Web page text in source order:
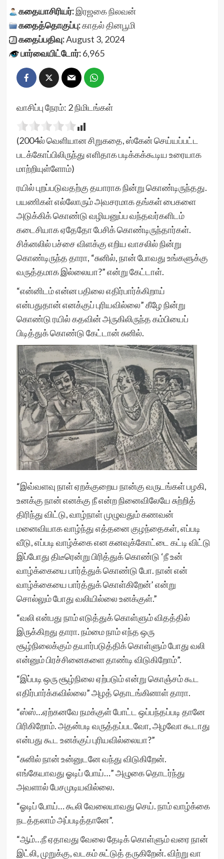
கதையாசிரியர்: இரஜகை நிலவன்
கதைத்தொகுப்பு:காதல்தினபூமி
கதைப்பதிவு:August 3, 2024
பார்வையிட்டோர்:6,965
வாசிப்பு நேரம்: 2நிமிடங்கள்
(2004ல் வெளியான சிறுகதை, ஸ்கேன் செய்யப்பட்ட
படக்கோப்பிலிருந்து எளிதாக படிக்கக்கூடிய உரையாக
மாற்றியுள்ளோம்)
ரயில் புறப்படுவதற்கு தயாராக நின்று கொண்டிருந்தது.
பயணிகள் எல்லோரும் அவசரமாக தங்கள் பைகளை
அடுக்கிக் கொண்டு வழியனுப்ப வந்தவர்களிடம்
கடைசியாக ஏதேதோ பேசிக் கொண்டிருந்தார்கள்.
சிக்னலில் பச்சை விளக்கு எறிய வாசலில் நின்று
கொண்டிருந்த தாரா, “சுனில், நான் போவது உங்களுக்கு
வருத்தமாக இல்லையா?” என்று கேட்டாள்.
“என்னிடம் என்ன பதிலை எதிர்பார்க்கிறாய்
என்பதுதான் எனக்குப் புரியவில்லை” கீழே நின்று
கொண்டு ரயில் கதவின் அருகிலிருந்த கம்பியைப்
பிடித்துக் கொண்டு கேட்டான் சுனில்.
“இவ்வளவு நாள் ஏறக்குறைய நான்கு வருடங்கள் பழகி,
உனக்கு நான் எனக்கு நீ என்ற நினைவிலேயே சுற்றித்
திரிந்து விட்டு, வாழ்நாள் முழுவதும் கணவன்
மனைவியாக வாழ்ந்து எத்தனை குழந்தைகள், எப்படி
வீடு, எப்படி வாழ்க்கை என கனவுக்கோட்டை கட்டி விட்டு
இப்போது திடீரென்று பிரித்துக் கொண்டு ‘நீ உன்
வாழ்க்கையை பார்த்துக் கொண்டு போ. நான் என்
வாழ்க்கையை பார்த்துக் கொள்கிறேன்’ என்று
சொல்லும் போது வலியில்லை உனக்குள்.”
“வலி என்பது நாம் எடுத்துக் கொள்ளும் விதத்தில்
இருக்கிறது தாரா. நம்மை நாம் எந்த ஒரு
சூழ்நிலைக்கும் தயார்படுத்திக் கொள்ளும் போது வலி
என்னும் பிரச்சினைகளை தாண்டி விடுகிறோம்”.
“இப்படி ஒரு சூழ்நிலை ஏற்படும் என்று கொஞ்சம் கூட
எதிர்பார்க்கவில்லை” அழத் தொடங்கினாள் தாரா.
“ஸ்ஸ்…ஏற்கனவே நமக்குள் போட்ட ஒப்பந்தப்படி தானே
பிரிகிறோம். அதன்படி வருத்தப்படவோ, அழவோ கூடாது
என்பது கூட உனக்குப் புரியவில்லையா?”
“சுனில் நான் உன்னுடனே வந்து விடுகிறேன்.
எங்கேயாவது ஓடிப் போய்…” அழுகை தொடர்ந்து
அவளால் பேசமுடியவில்லை.
“ஓடிப் போய்… கூலி வேலையாவது செய். நாம் வாழ்க்கை
நடத்தலாம் அப்படித்தானே”.
“ஆம்…நீ ஏதாவது வேலை தேடிக் கொள்ளும் வரை நான்
இட்லி, முறுக்கு, வடகம் சுட்டுத் தருகிறேன். விற்று வா